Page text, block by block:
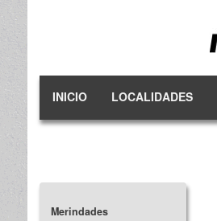
INICIO LOCALIDADES
Merindades